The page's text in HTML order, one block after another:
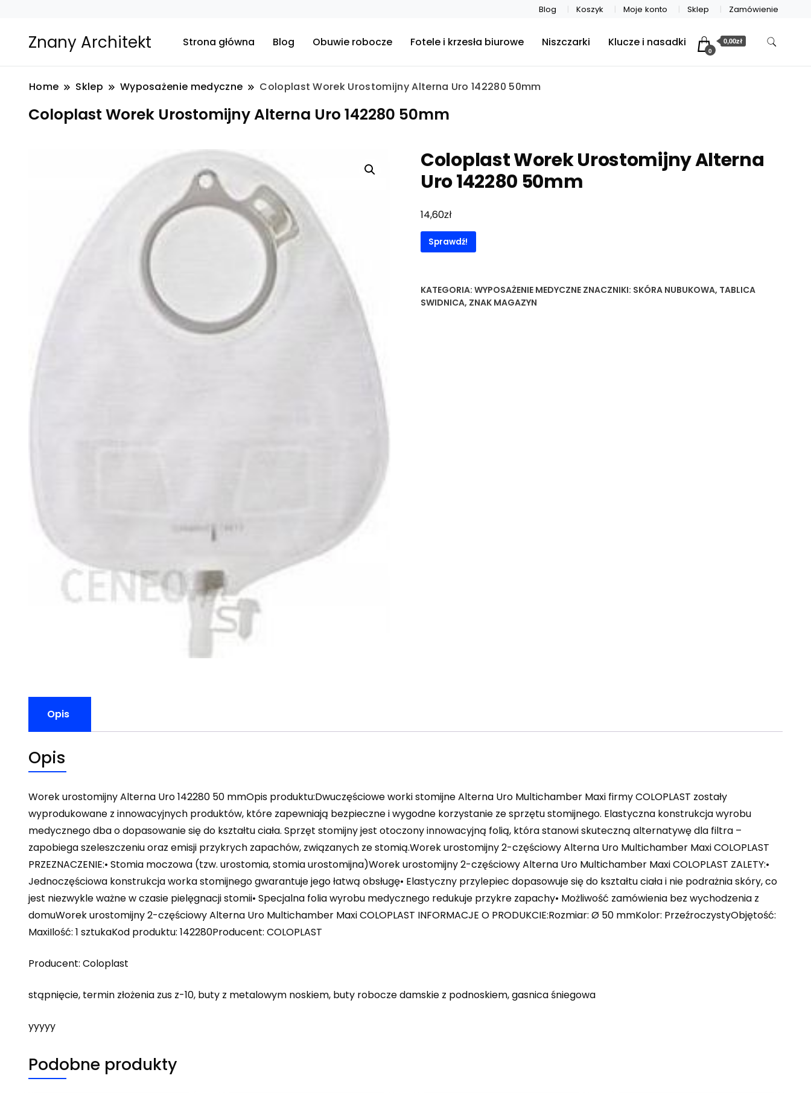
Blog Koszyk Moje konto Sklep Zamówienie
Znany Architekt Strona główna Blog Obuwie robocze Fotele i krzesła biurowe Niszczarki Klucze i nasadki
0
0,00zł
Home Sklep Wyposażenie medyczne Coloplast Worek Urostomijny Alterna Uro 142280 50mm
Coloplast Worek Urostomijny Alterna Uro 142280 50mm
Coloplast Worek Urostomijny Alterna
Uro 142280 50mm
14,60zł
Sprawdź!
KATEGORIA: WYPOSAŻENIE MEDYCZNE ZNACZNIKI: SKÓRA NUBUKOWA, TABLICA
SWIDNICA, ZNAK MAGAZYN
Opis
Opis
Worek urostomijny Alterna Uro 142280 50 mmOpis produktu:Dwuczęściowe worki stomijne Alterna Uro Multichamber Maxi firmy COLOPLAST zostały
wyprodukowane z innowacyjnych produktów, które zapewniają bezpieczne i wygodne korzystanie ze sprzętu stomijnego. Elastyczna konstrukcja wyrobu
medycznego dba o dopasowanie się do kształtu ciała. Sprzęt stomijny jest otoczony innowacyjną folią, która stanowi skuteczną alternatywę dla filtra –
zapobiega szeleszczeniu oraz emisji przykrych zapachów, związanych ze stomią.Worek urostomijny 2-częściowy Alterna Uro Multichamber Maxi COLOPLAST
PRZEZNACZENIE:• Stomia moczowa (tzw. urostomia, stomia urostomijna)Worek urostomijny 2-częściowy Alterna Uro Multichamber Maxi COLOPLAST ZALETY:•
Jednoczęściowa konstrukcja worka stomijnego gwarantuje jego łatwą obsługę• Elastyczny przylepiec dopasowuje się do kształtu ciała i nie podrażnia skóry, co
jest niezwykle ważne w czasie pielęgnacji stomii• Specjalna folia wyrobu medycznego redukuje przykre zapachy• Możliwość zamówienia bez wychodzenia z
domuWorek urostomijny 2-częściowy Alterna Uro Multichamber Maxi COLOPLAST INFORMACJE O PRODUKCIE:Rozmiar: Ø 50 mmKolor: PrzeźroczystyObjętość:
MaxiIlość: 1 sztukaKod produktu: 142280Producent: COLOPLAST
Producent: Coloplast
stąpnięcie, termin złożenia zus z-10, buty z metalowym noskiem, buty robocze damskie z podnoskiem, gasnica śniegowa
yyyyy
Podobne produkty